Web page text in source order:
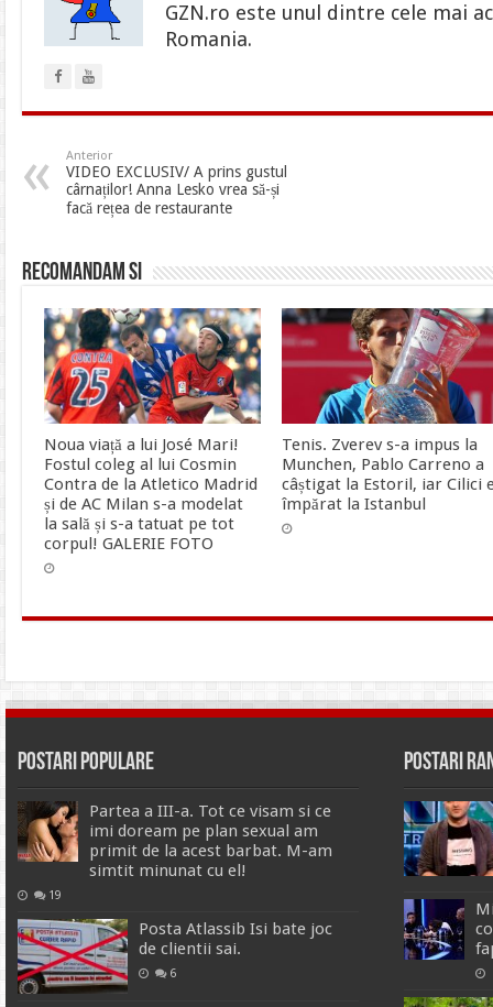
GZN.ro este unul dintre cele mai
Romania.
Anterior
VIDEO EXCLUSIV/ A prins gustul
cârnaților! Anna Lesko vrea să-și
facă rețea de restaurante
Recomandam si
Noua viață a lui José Mari!
Fostul coleg al lui Cosmin
Contra de la Atletico Madrid
și de AC Milan s-a modelat
la sală și s-a tatuat pe tot
corpul! GALERIE FOTO
Tenis. Zverev s-a impus la
Munchen, Pablo Carreno a
câștigat la Estoril, iar Cilici
împărat la Istanbul
Postari Populare
Partea a III-a. Tot ce visam si ce
imi doream pe plan sexual am
primit de la acest barbat. M-am
simtit minunat cu el!
19
Posta Atlassib Isi bate joc
de clientii sai.
6
Postari